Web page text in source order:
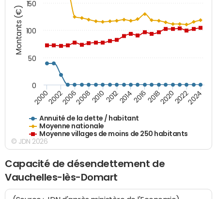
Montants (€)
Annuité de la dette / habitant
Moyenne nationale
Moyenne villages de moins de 250 habitants
200020022006200820102012201420162018202020222024
0
50
100
150
© JDN 2026
Capacité de désendettement de
Vauchelles-lès-Domart